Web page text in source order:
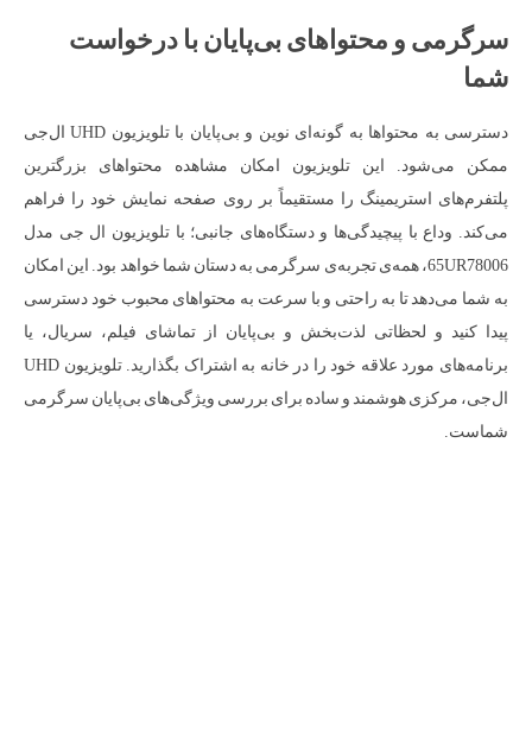
سرگرمی و محتواهای بی‌پایان با درخواست
شما
دسترسی به محتواها به گونه‌ای نوین و بی‌پایان با تلویزیون UHD ال‌جی
ممکن می‌شود. این تلویزیون امکان مشاهده محتواهای بزرگترین
پلتفرم‌های استریمینگ را مستقیماً بر روی صفحه نمایش خود را فراهم
می‌کند. وداع با پیچیدگی‌ها و دستگاه‌های جانبی؛ با تلویزیون ال جی مدل
65UR78006، همه‌ی تجربه‌ی سرگرمی به دستان شما خواهد بود. این امکان
به شما می‌دهد تا به راحتی و با سرعت به محتواهای محبوب خود دسترسی
پیدا کنید و لحظاتی لذت‌بخش و بی‌پایان از تماشای فیلم، سریال، یا
برنامه‌های مورد علاقه خود را در خانه به اشتراک بگذارید. تلویزیون UHD
ال‌جی، مرکزی هوشمند و ساده برای بررسی ویژگی‌های بی‌پایان سرگرمی
شماست.